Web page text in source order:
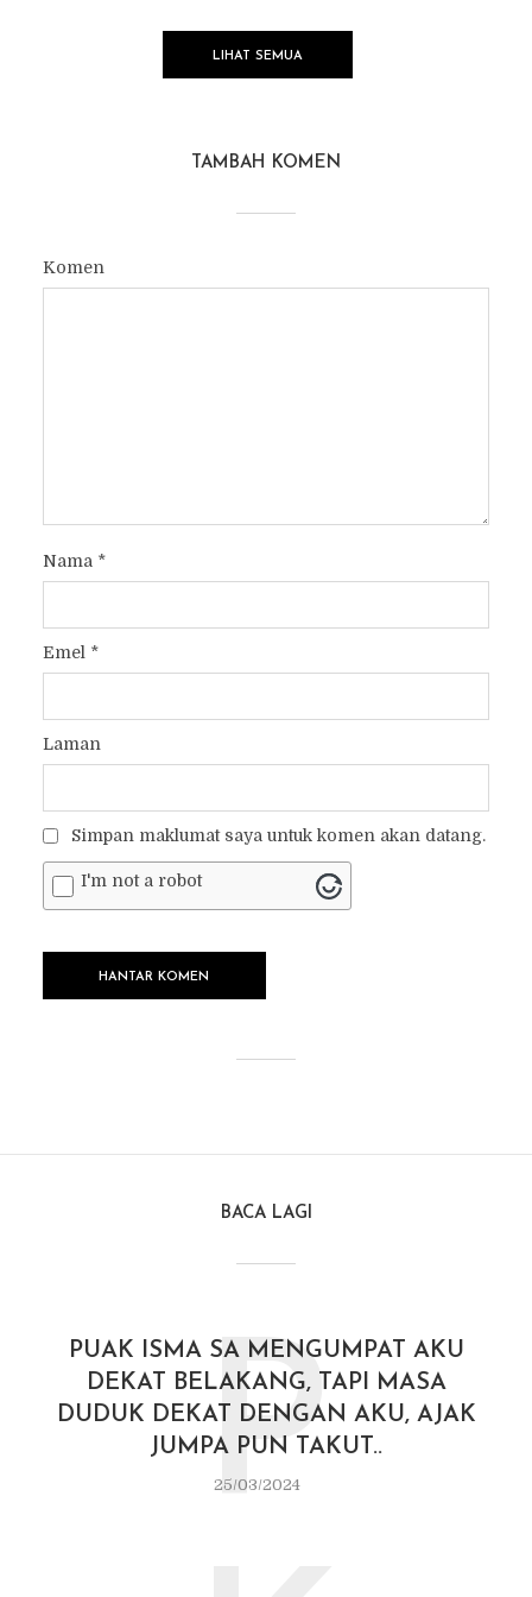
LIHAT SEMUA
TAMBAH KOMEN
Komen
Nama *
Emel *
Laman
Simpan maklumat saya untuk komen akan datang.
I'm not a robot
BACA LAGI
PUAK ISMA SA MENGUMPAT AKU
DEKAT BELAKANG, TAPI MASA
DUDUK DEKAT DENGAN AKU, AJAK
JUMPA PUN TAKUT..
25/03/2024
P